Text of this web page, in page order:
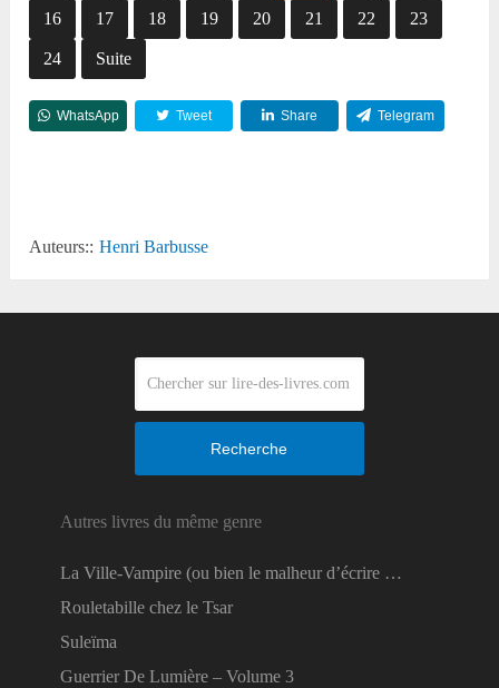
16 17 18 19 20 21 22 23
24 Suite
WhatsApp Tweet Share Telegram
Auteurs:: Henri Barbusse
Recherche
Autres livres du même genre
La Ville-Vampire (ou bien le malheur d’écrire …
Rouletabille chez le Tsar
Suleïma
Guerrier De Lumière – Volume 3